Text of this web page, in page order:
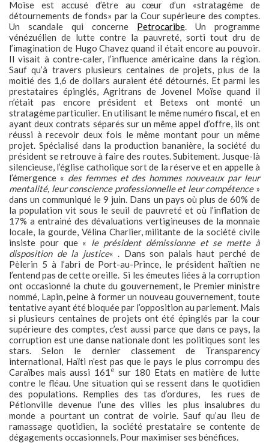
Moïse est accusé d’être au cœur d’un «stratagème de
détournements de fonds» par la Cour supérieure des comptes.
Un scandale qui concerne Petrocaribe. Un programme
vénézuélien de lutte contre la pauvreté, sorti tout dru de
l’imagination de Hugo Chavez quand il était encore au pouvoir.
Il visait à contre-caler, l’influence américaine dans la région.
Sauf qu’à travers plusieurs centaines de projets, plus de la
moitié des 1,6 de dollars auraient été détournés. Et parmi les
prestataires épinglés, Agritrans de Jovenel Moïse quand il
n’était pas encore président et Betexs ont monté un
stratagème particulier. En utilisant le même numéro fiscal, et en
ayant deux contrats séparés sur un même appel d’offre, ils ont
réussi à recevoir deux fois le même montant pour un même
projet. Spécialisé dans la production bananière, la société du
président se retrouve à faire des routes. Subitement. Jusque-là
silencieuse, l’église catholique sort de la réserve et en appelle à
l’émergence « des femmes et des hommes nouveaux par leur
mentalité, leur conscience professionnelle et leur compétence»
dans un communiqué le 9 juin. Dans un pays où plus de 60% de
la population vit sous le seuil de pauvreté et où l’inflation de
17% a entrainé des dévaluations vertigineuses de la monnaie
locale, la gourde, Vélina Charlier, militante de la société civile
insiste pour que « le président démissionne et se mette à
disposition de la justice« . Dans son palais haut perché de
Pèlerin 5 à l’abri de Port-au-Prince, le président haïtien ne
l’entend pas de cette oreille. Si les émeutes liées à la corruption
ont occasionné la chute du gouvernement, le Premier ministre
nommé, Lapin, peine à former un nouveau gouvernement, toute
tentative ayant été bloquée par l’opposition au parlement. Mais
si plusieurs centaines de projets ont été épinglés par la cour
supérieure des comptes, c’est aussi parce que dans ce pays, la
corruption est une danse nationale dont les politiques sont les
stars. Selon le dernier classement de Transparency
international, Haïti n’est pas que le pays le plus corrompu des
Caraïbes mais aussi 161e sur 180 Etats en matière de lutte
contre le fléau. Une situation qui se ressent dans le quotidien
des populations. Remplies des tas d’ordures, les rues de
Pétionville devenue l’une des villes les plus insalubres du
monde a pourtant un contrat de voirie. Sauf qu’au lieu de
ramassage quotidien, la société prestataire se contente de
dégagements occasionnels. Pour maximiser ses bénéfices.